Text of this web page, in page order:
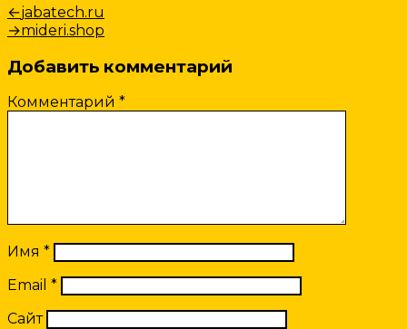
Навигация
по
записям
←Предыдущая
запись:
jabatech.ru
→Следующая
mideri.shop
Добавить комментарий
Комментарий *
Имя *
Email *
Сайт